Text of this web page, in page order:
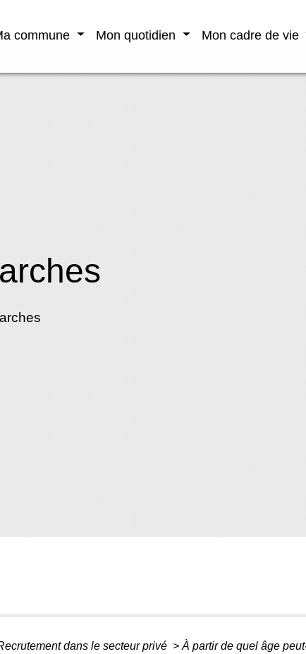
commune Mon quotidien Mon cadre de vie
dans le secteur privé > À partir de quel âge